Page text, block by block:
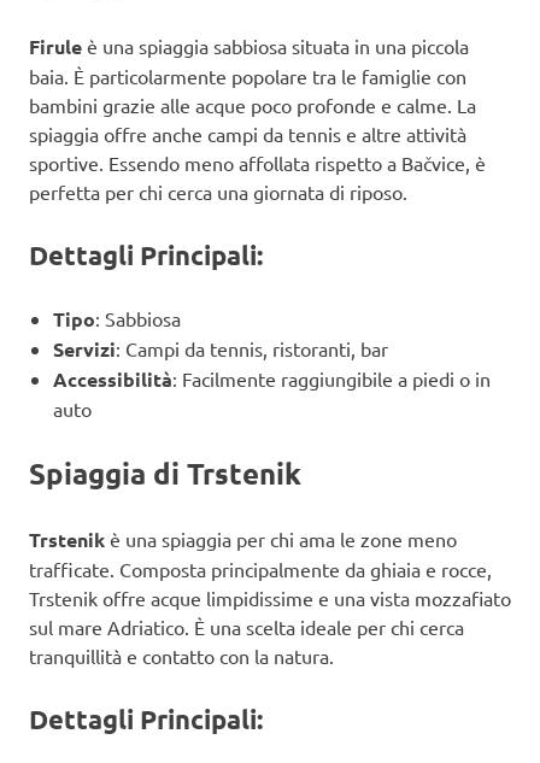
Firule è una spiaggia sabbiosa situata in una piccola
baia. È particolarmente popolare tra le famiglie con
bambini grazie alle acque poco profonde e calme. La
spiaggia offre anche campi da tennis e altre attività
sportive. Essendo meno affollata rispetto a Bačvice, è
perfetta per chi cerca una giornata di riposo.
Dettagli Principali:
Tipo: Sabbiosa
Servizi: Campi da tennis, ristoranti, bar
Accessibilità: Facilmente raggiungibile a piedi o in
auto
Spiaggia di Trstenik
Trstenik è una spiaggia per chi ama le zone meno
trafficate. Composta principalmente da ghiaia e rocce,
Trstenik offre acque limpidissime e una vista mozzafiato
sul mare Adriatico. È una scelta ideale per chi cerca
tranquillità e contatto con la natura.
Dettagli Principali: